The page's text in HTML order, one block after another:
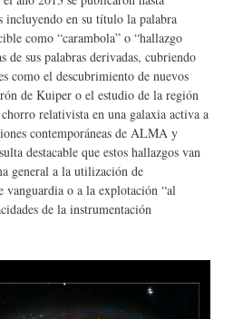
incluyendo en su título la palabra
como “carambola” o “hallazgo
de sus palabras derivadas, cubriendo
como el descubrimiento de nuevos
de Kuiper o el estudio de la región
relativista en una galaxia activa a
contemporáneas de ALMA y
destacable que estos hallazgos van
general a la utilización de
vanguardia o a la explotación “al
de la instrumentación